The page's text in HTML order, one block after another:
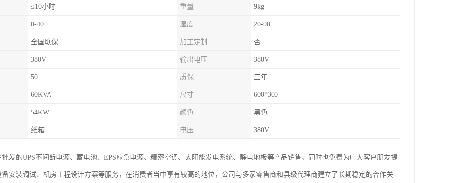
≤10小时 重量 9kg
0-40 湿度 20-90
全国联保 加工定制 否
380V 输出电压 380V
50 质保 三年
60KVA 尺寸 600*300
54KW 颜色 黑色
纸箱 电压 380V
发的UPS不间断电源、蓄电池、EPS应急电源、精密空调、太阳能发电系统、静电地板等产品销售，同时也免费为广大客户朋友提
备安装调试、机房工程设计方案等服务，在消费者当中享有较高的地位，公司与多家零售商和县级代理商建立了长期稳定的合作关